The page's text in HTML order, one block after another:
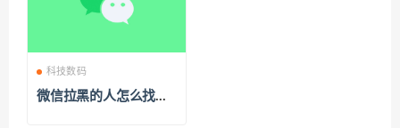
科技数码
微信拉黑的人怎么找回